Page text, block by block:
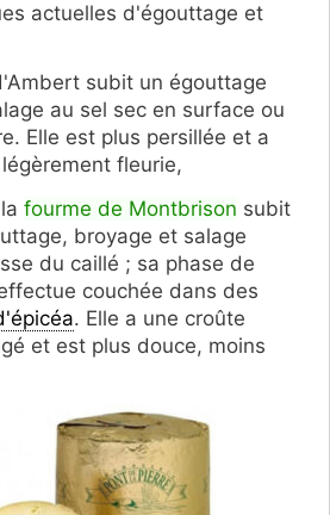
actuelles d'égouttage et
subit un égouttage
au sel sec en surface ou
Elle est plus persillée et a
fleurie,
fourme de Montbrison subit
broyage et salage
du caillé ; sa phase de
couchée dans des
. Elle a une croûte
et est plus douce, moins